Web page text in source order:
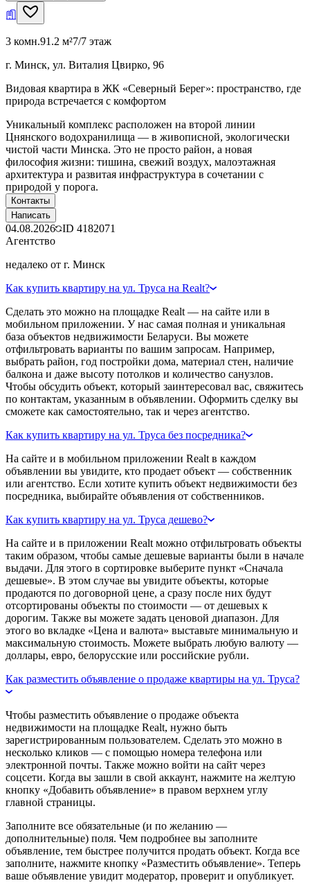
3 комн.91.2 м²7/7 этаж
г. Минск, ул. Виталия Цвирко, 96
Видовая квартира в ЖК «Северный Берег»: пространство, где
природа встречается с комфортом
Уникальный комплекс расположен на второй линии
Цнянского водохранилища — в живописной, экологически
чистой части Минска. Это не просто район, а новая
философия жизни: тишина, свежий воздух, малоэтажная
архитектура и развитая инфраструктура в сочетании с
природой у порога.
Контакты
Написать
04.08.2026 ID 4182071
Агентство
недалеко от г. Минск
Как купить квартиру на ул. Труса на Realt?
Сделать это можно на площадке Realt — на сайте или в
мобильном приложении. У нас самая полная и уникальная
база объектов недвижимости Беларуси. Вы можете
отфильтровать варианты по вашим запросам. Например,
выбрать район, год постройки дома, материал стен, наличие
балкона и даже высоту потолков и количество санузлов.
Чтобы обсудить объект, который заинтересовал вас, свяжитесь
по контактам, указанным в объявлении. Оформить сделку вы
сможете как самостоятельно, так и через агентство.
Как купить квартиру на ул. Труса без посредника?
На сайте и в мобильном приложении Realt в каждом
объявлении вы увидите, кто продает объект — собственник
или агентство. Если хотите купить объект недвижимости без
посредника, выбирайте объявления от собственников.
Как купить квартиру на ул. Труса дешево?
На сайте и в приложении Realt можно отфильтровать объекты
таким образом, чтобы самые дешевые варианты были в начале
выдачи. Для этого в сортировке выберите пункт «Сначала
дешевые». В этом случае вы увидите объекты, которые
продаются по договорной цене, а сразу после них будут
отсортированы объекты по стоимости — от дешевых к
дорогим. Также вы можете задать ценовой диапазон. Для
этого во вкладке «Цена и валюта» выставьте минимальную и
максимальную стоимость. Можете выбрать любую валюту —
доллары, евро, белорусские или российские рубли.
Как разместить объявление о продаже квартиры на ул. Труса?
Чтобы разместить объявление о продаже объекта
недвижимости на площадке Realt, нужно быть
зарегистрированным пользователем. Сделать это можно в
несколько кликов — с помощью номера телефона или
электронной почты. Также можно войти на сайт через
соцсети. Когда вы зашли в свой аккаунт, нажмите на желтую
кнопку «Добавить объявление» в правом верхнем углу
главной страницы.
Заполните все обязательные (и по желанию —
дополнительные) поля. Чем подробнее вы заполните
объявление, тем быстрее получится продать объект. Когда все
заполните, нажмите кнопку «Разместить объявление». Теперь
ваше объявление увидит модератор, проверит и опубликует.